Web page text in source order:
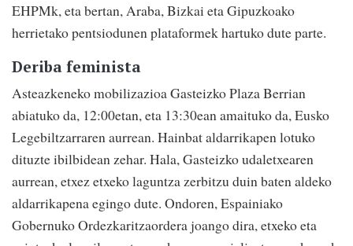
EHPMk, eta bertan, Araba, Bizkai eta Gipuzkoako
herrietako pentsiodunen plataformek hartuko dute parte.
Deriba feminista
Asteazkeneko mobilizazioa Gasteizko Plaza Berrian
abiatuko da, 12:00etan, eta 13:30ean amaituko da, Eusko
Legebiltzarraren aurrean. Hainbat aldarrikapen lotuko
dituzte ibilbidean zehar. Hala, Gasteizko udaletxearen
aurrean, etxez etxeko laguntza zerbitzu duin baten aldeko
aldarrikapena egingo dute. Ondoren, Espainiako
Gobernuko Ordezkaritzaordera joango dira, etxeko eta